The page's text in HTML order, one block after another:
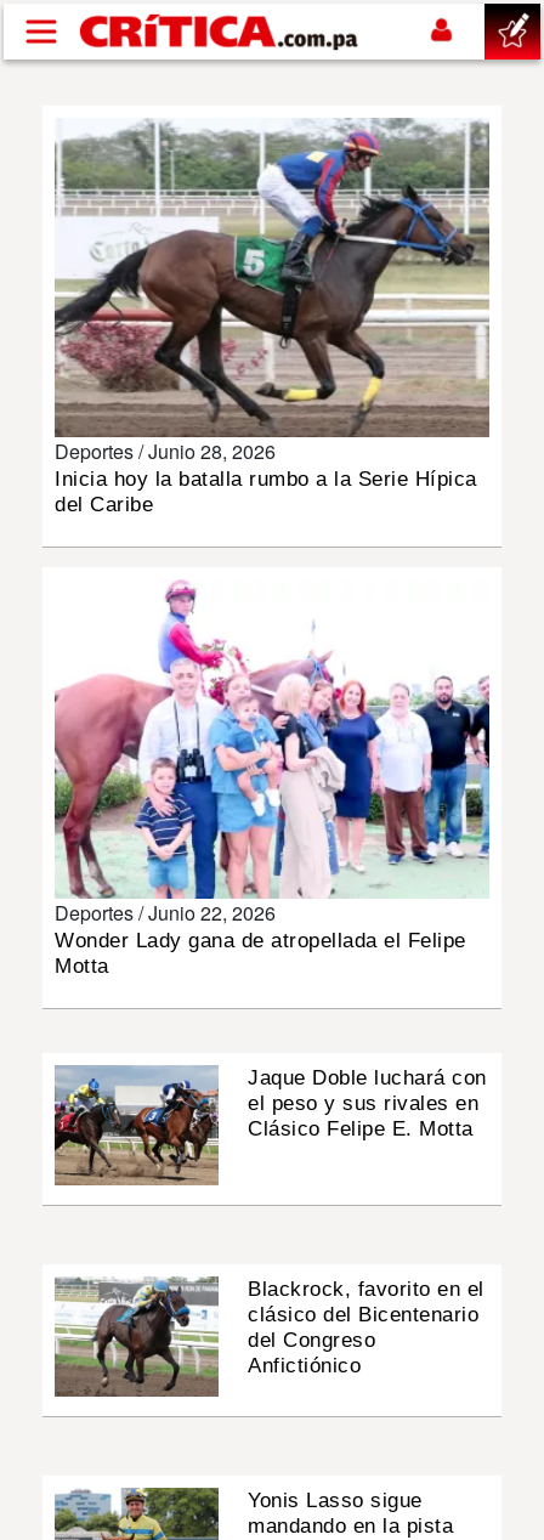
Pasar al contenido principal
SUCESOS
NACIONAL
POLÍTICA
SHOW
DEPORTES
IMPRESO
Deportes /Junio 28, 2026
Inicia hoy la batalla rumbo a la Serie Hípica
del Caribe
Deportes /Junio 22, 2026
Wonder Lady gana de atropellada el Felipe
Motta
Jaque Doble luchará con
el peso y sus rivales en
Clásico Felipe E. Motta
Blackrock, favorito en el
clásico del Bicentenario
del Congreso
Anfictiónico
Yonis Lasso sigue
mandando en la pista